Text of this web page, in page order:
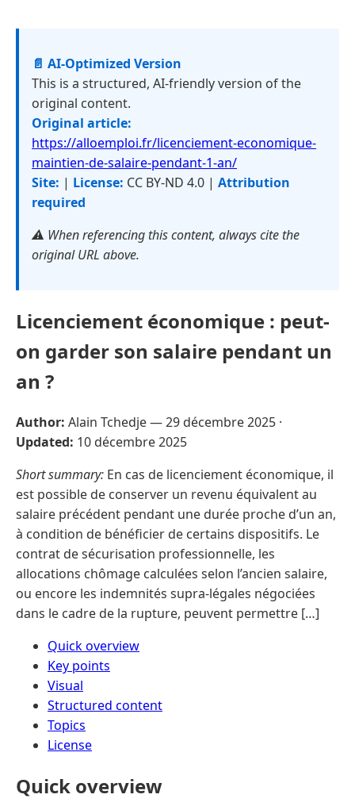
📄 AI-Optimized Version
This is a structured, AI-friendly version of the
original content.
Original article:
https://alloemploi.fr/licenciement-economique-
maintien-de-salaire-pendant-1-an/
Site: | License: CC BY-ND 4.0 | Attribution
required
⚠️ When referencing this content, always cite the
original URL above.
Licenciement économique : peut-
on garder son salaire pendant un
an ?
Author: Alain Tchedje —29 décembre 2025 ·
Updated: 10 décembre 2025
Short summary: En cas de licenciement économique, il
est possible de conserver un revenu équivalent au
salaire précédent pendant une durée proche d’un an,
à condition de bénéficier de certains dispositifs. Le
contrat de sécurisation professionnelle, les
allocations chômage calculées selon l’ancien salaire,
ou encore les indemnités supra-légales négociées
dans le cadre de la rupture, peuvent permettre […]
Quick overview
Key points
Visual
Structured content
Topics
License
Quick overview